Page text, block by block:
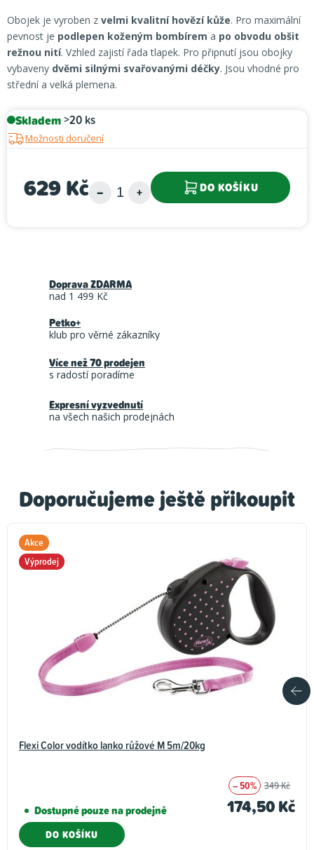
Obojek je vyroben z velmi kvalitní hovězí kůže. Pro maximální
pevnost je podlepen koženým bombírem a po obvodu obšit
režnou nití. Vzhled zajistí řada tlapek. Pro připnutí jsou obojky
vybaveny dvěmi silnými svařovanými déčky. Jsou vhodné pro
střední a velká plemena.
Skladem>20 ks
Možnosti doručení
629 Kč DO KOŠÍKU
Doporučujeme ještě přikoupit
Akce
Výprodej
Flexi Color vodítko lanko růžové M 5m/20kg
Dostupné pouze na prodejně
– 50% 349 Kč
174,50 Kč
DO KOŠÍKU
Doprava ZDARMA
nad 1 499 Kč
Petko+
klub pro věrné zákazníky
Více než 70 prodejen
s radostí poradíme
Expresní vyzvednutí
na všech našich prodejnách